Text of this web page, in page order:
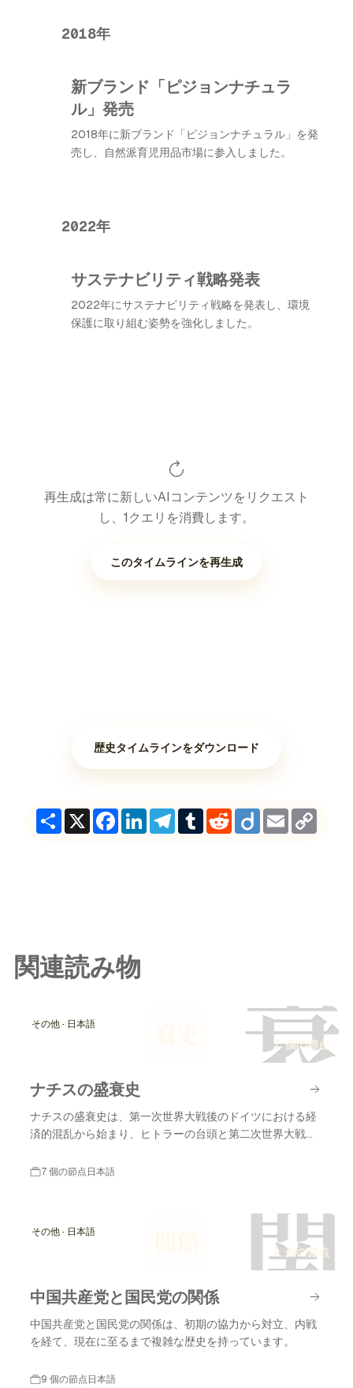
2018年
新ブランド「ピジョンナチュラ
ル」発売
2018年に新ブランド「ピジョンナチュラル」を発
売し、自然派育児用品市場に参入しました。
2022年
サステナビリティ戦略発表
2022年にサステナビリティ戦略を発表し、環境
保護に取り組む姿勢を強化しました。
再生成は常に新しいAIコンテンツをリクエスト
し、1クエリを消費します。
このタイムラインを再生成
歴史タイムラインをダウンロード
ShareX Facebook
LinkedInTelegram
TumblrRedditDiigoEmail
関連読み物
衰
その他 · 日本語
7 個の節点
ナチスの盛衰史
ナチスの盛衰史は、第一次世界大戦後のドイツにおける経
済的混乱から始まり、ヒトラーの台頭と第二次世界大戦の
7 個の節点日本語
関
その他 · 日本語
9 個の節点
中国共産党と国民党の関係
中国共産党と国民党の関係は、初期の協力から対立、内戦
を経て、現在に至るまで複雑な歴史を持っています。
9 個の節点日本語